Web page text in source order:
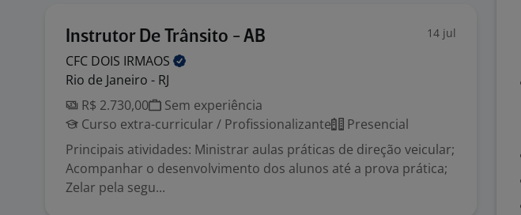
Instrutor De Trânsito - AB 14 jul
CFC DOIS IRMAOS
Rio de Janeiro - RJ
R$ 2.730,00
Sem experiência
Curso extra-curricular / Profissionalizante
Presencial
Principais atividades: Ministrar aulas práticas de direção veicular;
Acompanhar o desenvolvimento dos alunos até a prova prática;
Zelar pela segu...